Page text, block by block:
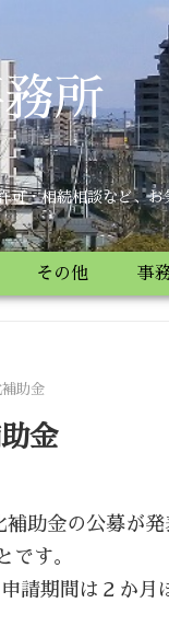
所
・相続相談など、お
その他 事
助金
金
助金の公募が発
です。
請期間は２か月